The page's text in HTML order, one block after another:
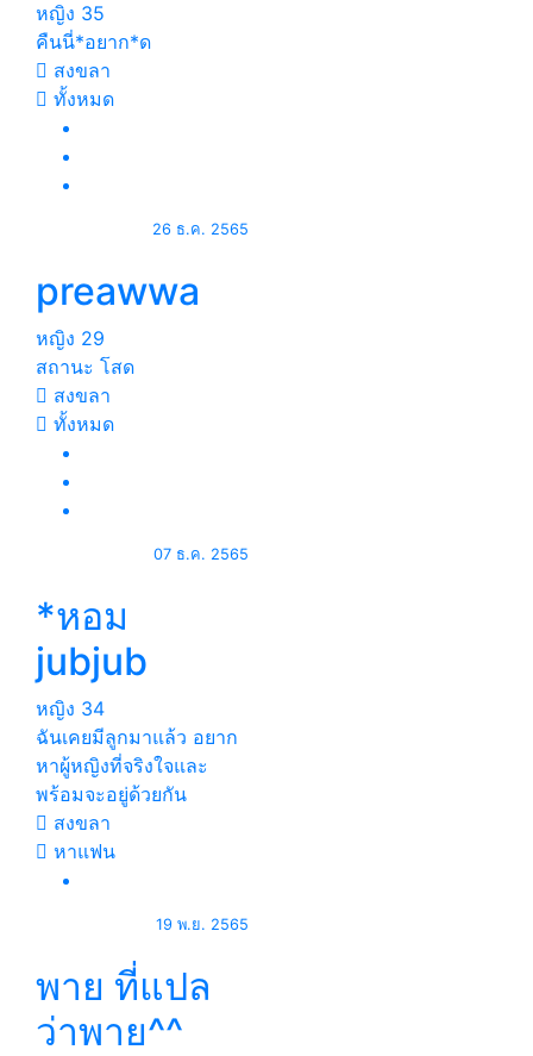
หญิง 35
คืนนี่*อยาก*ด
สงขลา
ทั้งหมด
26 ธ.ค. 2565
preawwa
หญิง 29
สถานะ โสด
สงขลา
ทั้งหมด
07 ธ.ค. 2565
*หอม
jubjub
หญิง 34
ฉันเคยมีลูกมาแล้ว อยาก
หาผู้หญิงที่จริงใจและ
พร้อมจะอยู่ด้วยกัน
สงขลา
หาแฟน
19 พ.ย. 2565
พาย ที่แปล
ว่าพาย^^